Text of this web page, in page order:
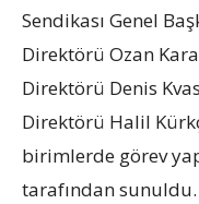
Sendikası Genel
Direktörü Ozan
Direktörü Denis
Direktörü Halil
birimlerde görev
tarafından